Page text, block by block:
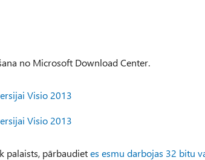
no Microsoft Download Center.
Visio 2013
Visio 2013
palaists, pārbaudietes esmu darbojas 32 bitu